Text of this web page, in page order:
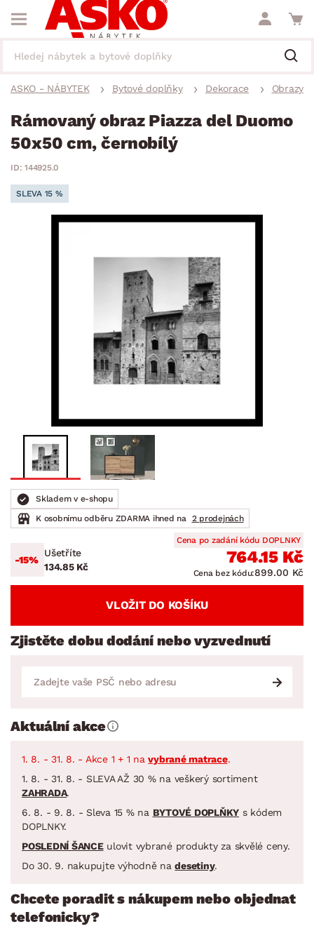
ASKO - NÁBYTEK Bytové doplňky Dekorace Obrazy
Rámovaný obraz Piazza del Duomo
50x50 cm, černobílý
ID: 144925.0
SLEVA 15 %
Skladem v e-shopu
K osobnímu odběru ZDARMA ihned na
2 prodejnách
-15%
Ušetříte
134.85 Kč
Cena po zadání kódu DOPLNKY
764.15 Kč
Cena bez kódu:899.00 Kč
VLOŽIT DO KOŠÍKU
Zjistěte dobu dodání nebo vyzvednutí
Aktuální akce
1. 8. - 31. 8. - Akce 1 + 1 navybrané matrace.
1. 8. - 31. 8. - SLEVA AŽ 30 % na veškerý sortiment
ZAHRADA.
6. 8. - 9. 8. - Sleva 15 % na BYTOVÉ DOPLŇKY s kódem
DOPLNKY.
POSLEDNÍ ŠANCEulovit vybrané produkty za skvělé ceny.
Do 30. 9. nakupujte výhodně nadesetiny.
Chcete poradit s nákupem nebo objednat
telefonicky?